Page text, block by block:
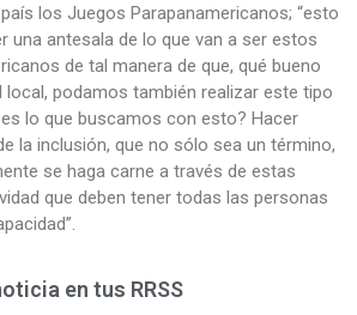
los Juegos Parapanamericanos; “esto
una antesala de lo que van a ser estos
de tal manera de que, qué bueno
local, podamos también realizar este tipo
lo que buscamos con esto? Hacer
la inclusión, que no sólo sea un término,
se haga carne a través de estas
que deben tener todas las personas
en tus RRSS